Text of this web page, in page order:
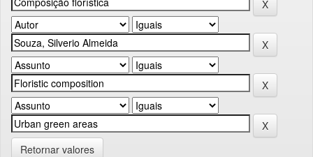
Retornar valores